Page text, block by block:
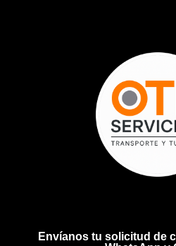
Envíanos tu solicitud de